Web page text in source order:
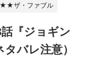
★★ザ・ファブル
『ジョギン
バレ注意）